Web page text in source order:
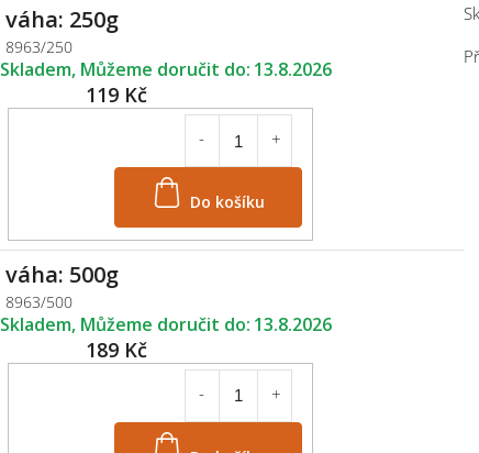
váha: 250g
8963/250
119 Kč
Do košíku
Skladem 13.8.2026
váha: 500g
8963/500
189 Kč
Skladem 13.8.2026